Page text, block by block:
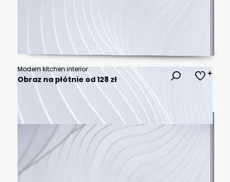
Modern kitchen interior
Obraz na płótnie od 128 zł